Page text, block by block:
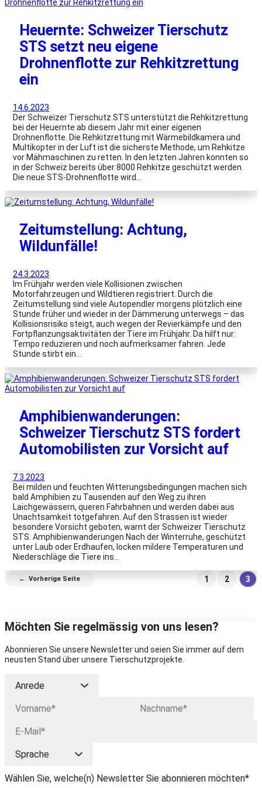
Heuernte: Schweizer Tierschutz
STS setzt neu eigene
Drohnenflotte zur Rehkitzrettung
ein
14.6.2023
Der Schweizer Tierschutz STS unterstützt die Rehkitzrettung
bei der Heuernte ab diesem Jahr mit einer eigenen
Drohnenflotte. Die Rehkitzrettung mit Wärmebildkamera und
Multikopter in der Luft ist die sicherste Methode, um Rehkitze
vor Mähmaschinen zu retten. In den letzten Jahren konnten so
in der Schweiz bereits über 8000 Rehkitze geschützt werden.
Die neue STS-Drohnenflotte wird…
Zeitumstellung: Achtung,
Wildunfälle!
24.3.2023
Im Frühjahr werden viele Kollisionen zwischen
Motorfahrzeugen und Wildtieren registriert. Durch die
Zeitumstellung sind viele Autopendler morgens plötzlich eine
Stunde früher und wieder in der Dämmerung unterwegs – das
Kollisionsrisiko steigt, auch wegen der Revierkämpfe und den
Fortpflanzungsaktivitäten der Tiere im Frühjahr. Da hilft nur:
Tempo reduzieren und noch aufmerksamer fahren. Jede
Stunde stirbt ein…
Amphibienwanderungen:
Schweizer Tierschutz STS fordert
Automobilisten zur Vorsicht auf
7.3.2023
Bei milden und feuchten Witterungsbedingungen machen sich
bald Amphibien zu Tausenden auf den Weg zu ihren
Laichgewässern, queren Fahrbahnen und werden dabei aus
Unachtsamkeit totgefahren. Auf den Strassen ist wieder
besondere Vorsicht geboten, warnt der Schweizer Tierschutz
STS. Amphibienwanderungen Nach der Winterruhe, geschützt
unter Laub oder Erdhaufen, locken mildere Temperaturen und
Niederschläge die Tiere ins…
← Vorherige Seite 1 2 3
Möchten Sie regelmässig von uns lesen?
Abonnieren Sie unsere Newsletter und seien Sie immer auf dem
neusten Stand über unsere Tierschutzprojekte.
Wählen Sie, welche(n) Newsletter Sie abonnieren möchten*